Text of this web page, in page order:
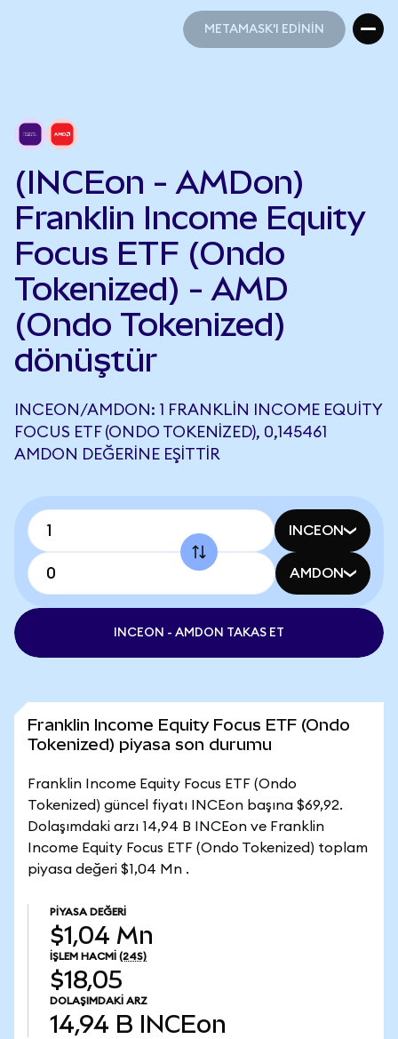
METAMASK'I EDİNİN
(INCEon - AMDon)
Franklin Income Equity
Focus ETF (Ondo
Tokenized) - AMD
(Ondo Tokenized)
dönüştür
INCEON/AMDON: 1 FRANKLIN INCOME EQUITY
FOCUS ETF (ONDO TOKENIZED), 0,145461
AMDON DEĞERINE EŞITTIR
INCEON
AMDON
INCEON - AMDON TAKAS ET
Franklin Income Equity Focus ETF (Ondo
Tokenized) piyasa son durumu
Franklin Income Equity Focus ETF (Ondo
Tokenized) güncel fiyatı INCEon başına $69,92.
Dolaşımdaki arzı 14,94 B INCEon ve Franklin
Income Equity Focus ETF (Ondo Tokenized) toplam
piyasa değeri $1,04 Mn .
PIYASA DEĞERI
$1,04 Mn
İŞLEM HACMI (24S)
$18,05
DOLAŞIMDAKI ARZ
14,94 B INCEon